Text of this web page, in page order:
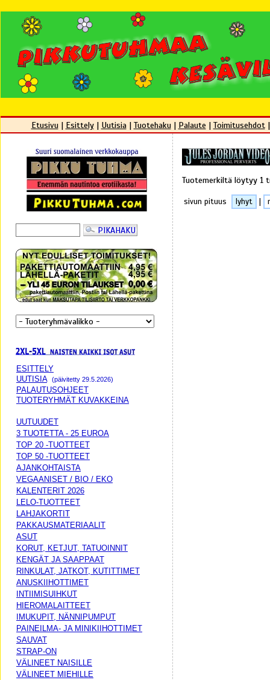
Etusivu| Esittely| Uutisia| Tuotehaku| Palaute | Toimitusehdot
ESITTELY
UUTISIA
(päivitetty 29.5.2026)
PALAUTUSOHJEET
TUOTERYHMÄT KUVAKKEINA
UUTUUDET
3 TUOTETTA - 25 EUROA
TOP 20 -TUOTTEET
TOP 50 -TUOTTEET
AJANKOHTAISTA
VEGAANISET / BIO / EKO
KALENTERIT 2026
LELO-TUOTTEET
LAHJAKORTIT
PAKKAUSMATERIAALIT
ASUT
KORUT, KETJUT, TATUOINNIT
KENGÄT JA SAAPPAAT
RINKULAT, JATKOT, KUTITTIMET
ANUSKIIHOTTIMET
INTIIMISUIHKUT
HIEROMALAITTEET
IMUKUPIT, NÄNNIPUMPUT
PAINEILMA- JA MINIKIIHOTTIMET
SAUVAT
STRAP-ON
VÄLINEET NAISILLE
VÄLINEET MIEHILLE
Tuotemerkiltä löytyy 1
sivun pituus lyhyt